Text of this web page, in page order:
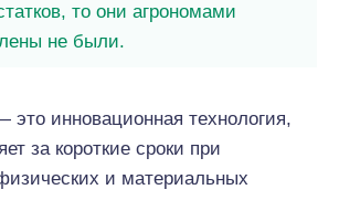
то они агрономами
не были.
инновационная технология,
за короткие сроки при
и материальных